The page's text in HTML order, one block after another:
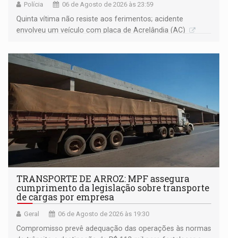
Polícia 06 de Agosto de 2026 às 23:59
Quinta vítima não resiste aos ferimentos; acidente
envolveu um veículo com placa de Acrelândia (AC)
TRANSPORTE DE ARROZ: MPF assegura
cumprimento da legislação sobre transporte
de cargas por empresa
Geral 06 de Agosto de 2026 às 19:30
Compromisso prevê adequação das operações às normas